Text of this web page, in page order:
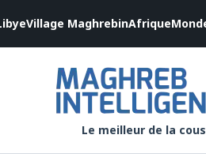
Village MaghrebinAfrique
Le meilleur de la